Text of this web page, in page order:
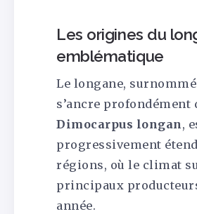
Les origines du
emblématique
Le longane,
s’ancre
Dimocarpus longan ,
progressivement
régions, où le climat
principaux
année.